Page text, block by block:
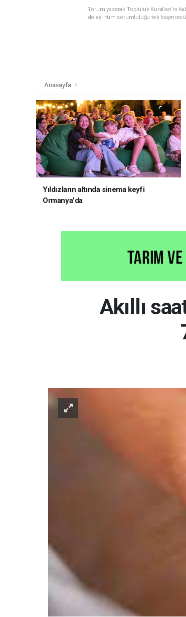
Yorum yazarak Topluluk Kuralları’nı
dolaylı tüm sorumluluğu tek
Anasayfa
Yıldızların altında sinema keyfi
Ormanya'da
Akıllı